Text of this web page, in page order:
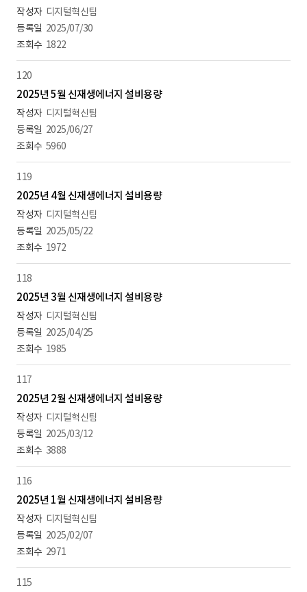
디지털혁신팀
2025/07/30
1822
120
2025년 5월 신재생에너지 설비용량
디지털혁신팀
2025/06/27
5960
119
2025년 4월 신재생에너지 설비용량
디지털혁신팀
2025/05/22
1972
118
2025년 3월 신재생에너지 설비용량
디지털혁신팀
2025/04/25
1985
117
2025년 2월 신재생에너지 설비용량
디지털혁신팀
2025/03/12
3888
116
2025년 1월 신재생에너지 설비용량
디지털혁신팀
2025/02/07
2971
115